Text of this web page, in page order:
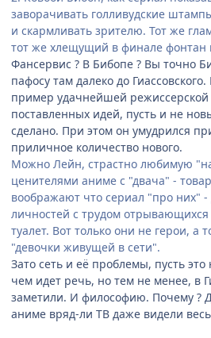
заворачивать голливудские
и скармливать зрителю. Тот же
тот же хлещущий в финале фонтан
Фансервис ? В Бибопе ? Вы точно
пафосу там далеко до
пример удачнейшей
поставленных идей, пусть и не
сделано. При этом он умудрился
приличное количество нового.
Можно Лейн, страстно любимую
ценителями аниме с "двача" -
воображают что сериал "про них"
личностей с трудом отрывающихся
туалет. Вот только они не герои, а
"девочки живущей в сети".
Зато сеть и её проблемы, пусть
чем идет речь, но тем не менее, в
заметили. И философию. Почему ?
аниме вряд-ли ТВ даже видели